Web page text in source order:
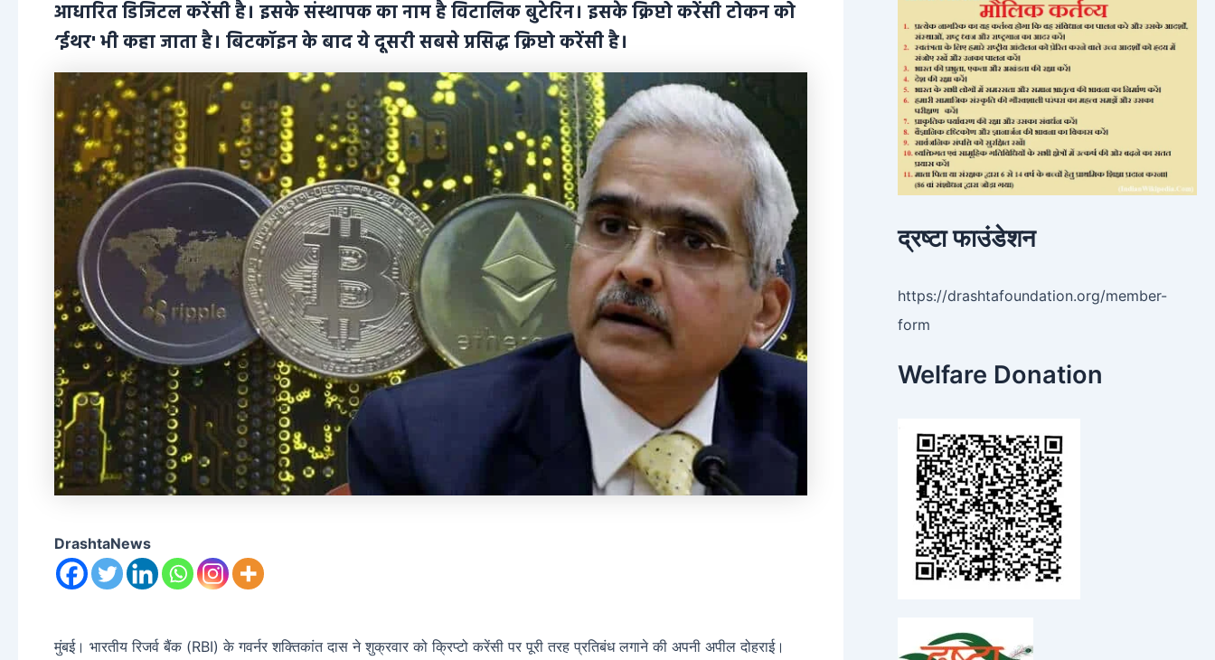
आधारित डिजिटल करेंसी है। इसके संस्थापक का नाम है विटालिक बुटेरिन। इसके क्रिप्टो करेंसी टोकन को
‘ईथर' भी कहा जाता है। बिटकॉइन के बाद ये दूसरी सबसे प्रसिद्ध क्रिप्टो करेंसी है।
DrashtaNews
मुंबई। भारतीय रिजर्व बैंक (RBI) के गवर्नर शक्तिकांत दास ने शुक्रवार को क्रिप्टो करेंसी पर पूरी तरह प्रतिबंध लगाने की अपनी अपील दोहराई।
द्रष्टा फाउंडेशन
https://drashtafoundation.org/member-
form
Welfare Donation